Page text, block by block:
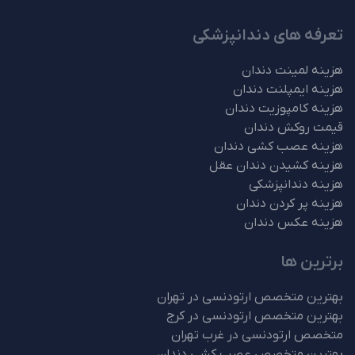
تعرفه های دندانپزشکی
هزینه لمینت دندان
هزینه ایمپلنت دندان
هزینه کامپوزیت دندان
قیمت روکش دندان
هزینه عصب کشی دندان
هزینه کشیدن دندان عقل
هزینه دندانپزشکی
هزینه پر کردن دندان
هزینه عکس دندان
برترین ها
بهترین متخصص ارتودنسی در تهران
بهترین متخصص ارتودنسی در کرج
متخصص ارتودنسی در غرب تهران